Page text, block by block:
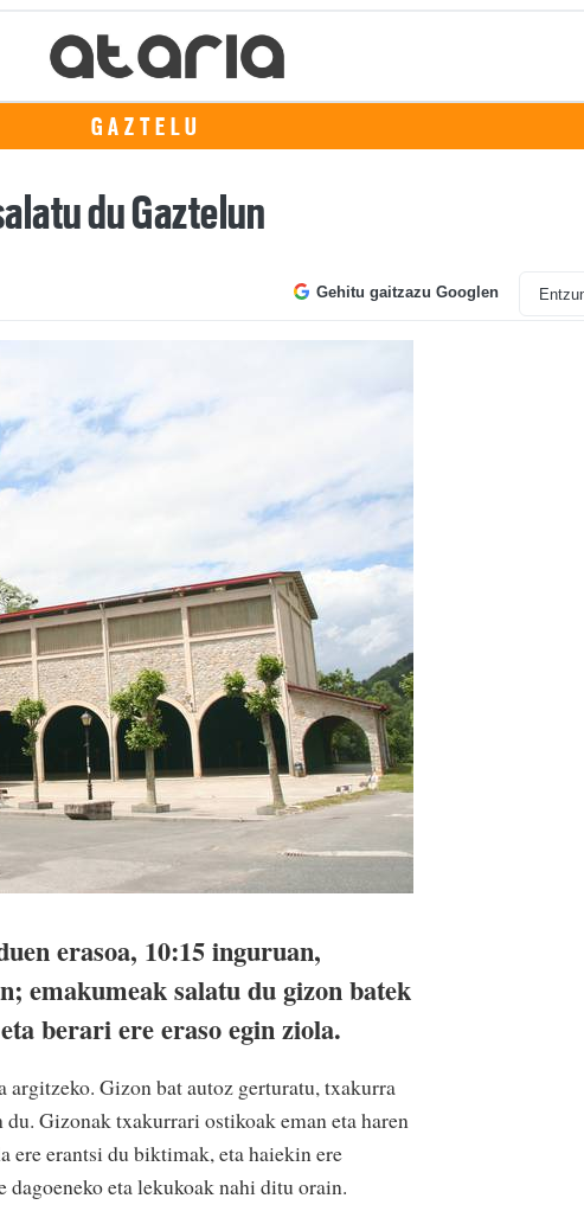
GAZTELU
du Gaztelun
Gehitu gaitzazu Googlen
erasoa, 10:15 inguruan,
emakumeak salatu du gizon batek
berari ere eraso egin ziola.
Gizon bat autoz gerturatu, txakurra
Gizonak txakurrari ostikoak eman eta haren
ere erantsi du biktimak, eta haiekin ere
eta lekukoak nahi ditu orain.